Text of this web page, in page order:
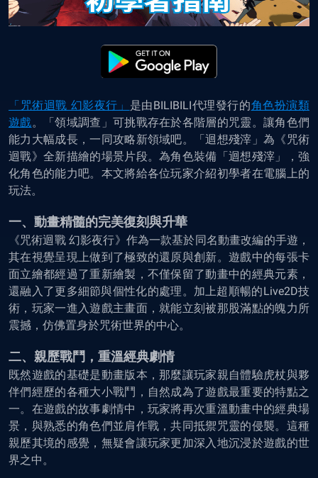
「咒術迴戰 幻影夜行」 是由BILIBILI代理發行的角色扮演類
遊戲。「領域調查」可挑戰存在於各階層的咒靈。讓角色們
能力大幅成長，一同攻略新領域吧。「迴想殘滓」為《咒術
迴戰》全新描繪的場景片段。為角色裝備「迴想殘滓」，強
化角色的能力吧。本文將給各位玩家介紹初學者在電腦上的
玩法。
一、動畫精髓的完美復刻與升華
《咒術迴戰 幻影夜行》作為一款基於同名動畫改編的手遊，
其在視覺呈現上做到了極致的還原與創新。遊戲中的每張卡
面立繪都經過了重新繪製，不僅保留了動畫中的經典元素，
還融入了更多細節與個性化的處理。加上超順暢的Live2D技
術，玩家一進入遊戲主畫面，就能立刻被那股滿點的魄力所
震撼，仿佛置身於咒術世界的中心。
二、親歷戰鬥，重溫經典劇情
既然遊戲的基礎是動畫版本，那麼讓玩家親自體驗虎杖與夥
伴們經歷的各種大小戰鬥，自然成為了遊戲最重要的特點之
一。在遊戲的故事劇情中，玩家將再次重溫動畫中的經典場
景，與熟悉的角色們並肩作戰，共同抵禦咒靈的侵襲。這種
親歷其境的感覺，無疑會讓玩家更加深入地沉浸於遊戲的世
界之中。